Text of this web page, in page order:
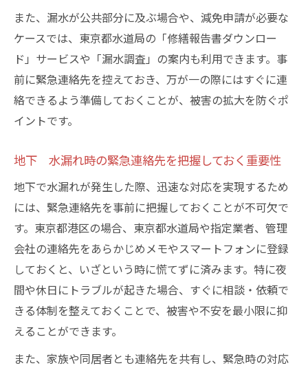
また、漏水が公共部分に及ぶ場合や、減免申請が必要な
ケースでは、東京都水道局の「修繕報告書ダウンロー
ド」サービスや「漏水調査」の案内も利用できます。事
前に緊急連絡先を控えておき、万が一の際にはすぐに連
絡できるよう準備しておくことが、被害の拡大を防ぐポ
イントです。
地下 水漏れ時の緊急連絡先を把握しておく重要性
地下で水漏れが発生した際、迅速な対応を実現するため
には、緊急連絡先を事前に把握しておくことが不可欠で
す。東京都港区の場合、東京都水道局や指定業者、管理
会社の連絡先をあらかじめメモやスマートフォンに登録
しておくと、いざという時に慌てずに済みます。特に夜
間や休日にトラブルが起きた場合、すぐに相談・依頼で
きる体制を整えておくことで、被害や不安を最小限に抑
えることができます。
また、家族や同居者とも連絡先を共有し、緊急時の対応